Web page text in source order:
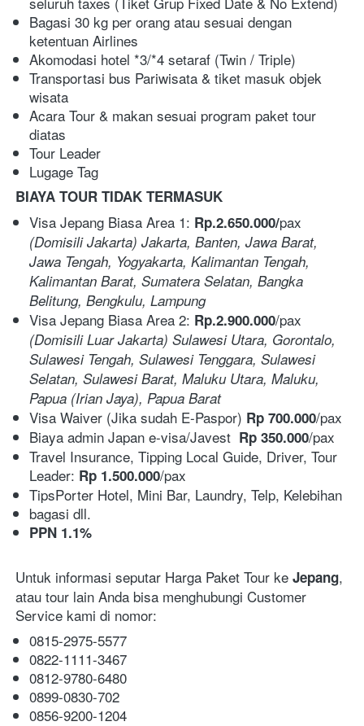
Bagasi 30 kg per orang atau sesuai dengan
ketentuan Airlines
Akomodasi hotel *3/*4 setaraf (Twin / Triple)
Transportasi bus Pariwisata & tiket masuk objek
wisata
Acara Tour & makan sesuai program paket tour
diatas
Tour Leader
Lugage Tag
BIAYA TOUR TIDAK TERMASUK
Visa Jepang Biasa Area 1: Rp.2.650.000/
(Domisili Jakarta) Jakarta, Banten, Jawa Barat,
Jawa Tengah, Yogyakarta, Kalimantan Tengah,
Kalimantan Barat, Sumatera Selatan, Bangka
Belitung, Bengkulu, Lampung
Visa Jepang Biasa Area 2: Rp.2.900.000
(Domisili Luar Jakarta) Sulawesi Utara, Gorontalo,
Sulawesi Tengah, Sulawesi Tenggara, Sulawesi
Selatan, Sulawesi Barat, Maluku Utara, Maluku,
Papua (Irian Jaya), Papua Barat
Visa Waiver (Jika sudah E-Paspor) Rp 700.000/pax
Biaya admin Japan e-visa/Javest Rp 350.000/pax
Travel Insurance, Tipping Local Guide, Driver, Tour
Leader: Rp 1.500.000/pax
TipsPorter Hotel, Mini Bar, Laundry, Telp, Kelebihan
bagasi dll.
PPN 1.1%
Untuk informasi seputar Harga Paket Tour ke Jepang,
atau tour lain Anda bisa menghubungi Customer
Service kami di nomor:
0815-2975-5577
0822-1111-3467
0812-9780-6480
0899-0830-702
0856-9200-1204